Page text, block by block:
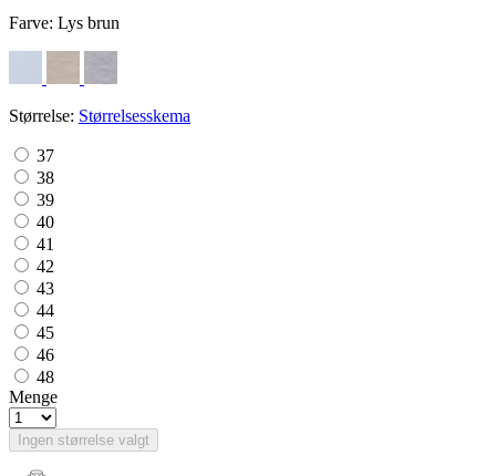
Farve: Lys brun
Størrelse: Størrelsesskema
37
38
39
40
41
42
43
44
45
46
48
Menge
Ingen størrelse valgt